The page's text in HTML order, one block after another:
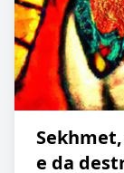
e da